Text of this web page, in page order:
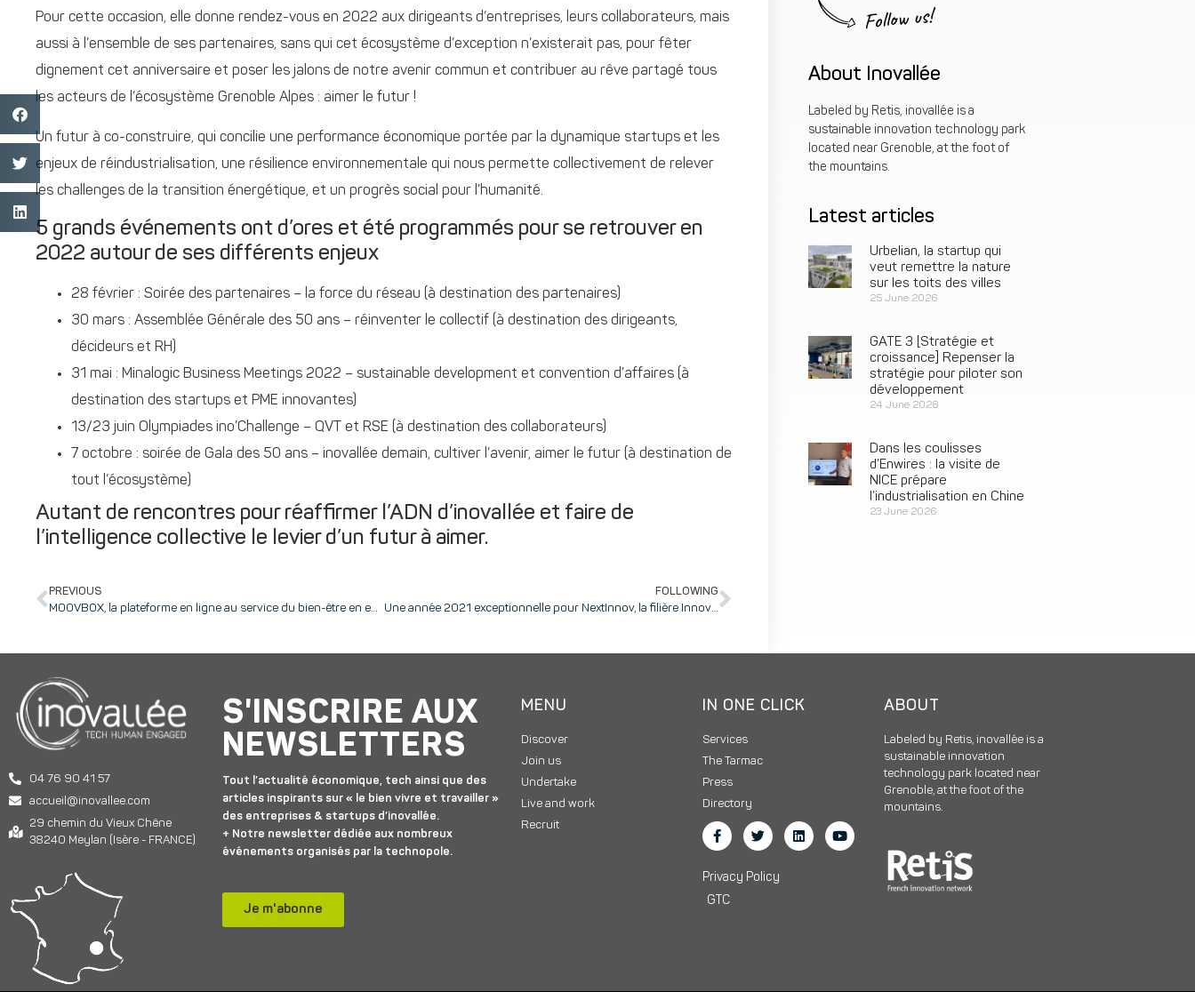
Pour cette occasion, elle donne rendez-vous en 2022 aux dirigeants d’entreprises, leurs collaborateurs, mais
aussi à l’ensemble de ses partenaires, sans qui cet écosystème d’exception n’existerait pas, pour fêter
dignement cet anniversaire et poser les jalons de notre avenir commun et contribuer au rêve partagé tous
les acteurs de l’écosystème Grenoble Alpes : aimer le futur !
Un futur à co-construire, qui concilie une performance économique portée par la dynamique startups et les
enjeux de réindustrialisation, une résilience environnementale qui nous permette collectivement de relever
les challenges de la transition énergétique, et un progrès social pour l’humanité.
5 grands événements ont d’ores et été programmés pour se retrouver en
2022 autour de ses différents enjeux
28 février : Soirée des partenaires – la force du réseau (à destination des partenaires)
30 mars : Assemblée Générale des 50 ans – réinventer le collectif (à destination des dirigeants,
décideurs et RH)
31 mai : Minalogic Business Meetings 2022 – sustainable development et convention d’affaires (à
destination des startups et PME innovantes)
13/23 juin Olympiades ino’Challenge – QVT et RSE (à destination des collaborateurs)
7 octobre : soirée de Gala des 50 ans – inovallée demain, cultiver l’avenir, aimer le futur (à destination de
tout l’écosystème)
Autant de rencontres pour réaffirmer l’ADN d’inovallée et faire de
l’intelligence collective le levier d’un futur à aimer.
PREVIOUS
MOOVBOX, la plateforme en ligne au service du bien-être en entreprise !
FOLLOWING
Une année 2021 exceptionnelle pour NextInnov, la filière Innovation by BP AURA, avec un record de levées de fonds !
Follow us!
About Inovallée
Labeled by Retis, inovallée is a
sustainable innovation technology park
located near Grenoble, at the foot of
the mountains.
Latest articles
Urbelian, la startup qui
veut remettre la nature
sur les toits des villes
25 June 2026
GATE 3 [Stratégie et
croissance] Repenser la
stratégie pour piloter son
développement
24 June 2026
Dans les coulisses
d’Enwires : la visite de
NICE prépare
l’industrialisation en Chine
23 June 2026
04 76 90 41 57
accueil@inovallee.com
29 chemin du Vieux Chêne
38240 Meylan (Isère - FRANCE)
S'INSCRIRE AUX
NEWSLETTERS
Tout l’actualité économique, tech ainsi que des
articles inspirants sur « le bien vivre et travailler »
des entreprises & startups d’inovallée.
+ Notre newsletter dédiée aux nombreux
événements organisés par la technopole.
Je m'abonne
MENU
Discover
Join us
Undertake
Live and work
Recruit
IN ONE CLICK
Services
The Tarmac
Press
Directory
Privacy Policy
GTC
ABOUT
Labeled by Retis, inovallée is a
sustainable innovation
technology park located near
Grenoble, at the foot of the
mountains.